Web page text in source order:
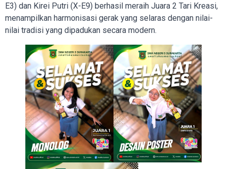
E3) dan Kirei Putri (X-E9) berhasil meraih Juara 2 Tari Kreasi,
menampilkan harmonisasi gerak yang selaras dengan nilai-
nilai tradisi yang dipadukan secara modern.